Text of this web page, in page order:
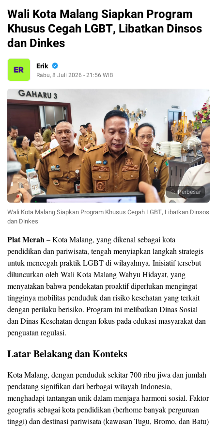
Wali Kota Malang Siapkan Program
Khusus Cegah LGBT, Libatkan Dinsos
dan Dinkes
Erik
Rabu, 8 Juli 2026 - 21:56 WIB
Perbesar
Wali Kota Malang Siapkan Program Khusus Cegah LGBT, Libatkan Dinsos
dan Dinkes
Plat Merah– Kota Malang, yang dikenal sebagai kota
pendidikan dan pariwisata, tengah menyiapkan langkah strategis
untuk mencegah praktik LGBT di wilayahnya. Inisiatif tersebut
diluncurkan oleh Wali Kota Malang Wahyu Hidayat, yang
menyatakan bahwa pendekatan proaktif diperlukan mengingat
tingginya mobilitas penduduk dan risiko kesehatan yang terkait
dengan perilaku berisiko. Program ini melibatkan Dinas Sosial
dan Dinas Kesehatan dengan fokus pada edukasi masyarakat dan
penguatan regulasi.
Latar Belakang dan Konteks
Kota Malang, dengan penduduk sekitar 700 ribu jiwa dan jumlah
pendatang signifikan dari berbagai wilayah Indonesia,
menghadapi tantangan unik dalam menjaga harmoni sosial. Faktor
geografis sebagai kota pendidikan (berhome banyak perguruan
tinggi) dan destinasi pariwisata (kawasan Tugu, Bromo, dan Batu)